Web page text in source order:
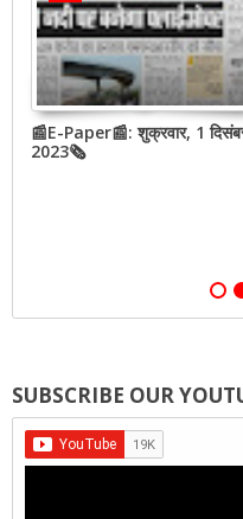
📰E-Paper📰: शुक्रवार, 1
2023🗞
SUBSCRIBE OUR